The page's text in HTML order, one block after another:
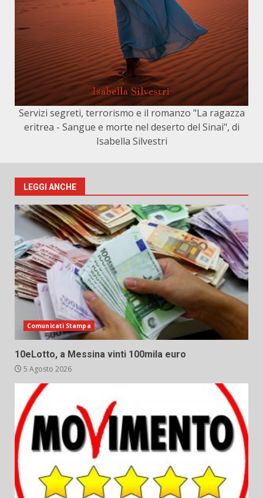
Servizi segreti, terrorismo e il romanzo "La ragazza
eritrea - Sangue e morte nel deserto del Sinai", di
Isabella Silvestri
LEGGI ANCHE
Comunicati Stampa
10eLotto, a Messina vinti 100mila euro
5 Agosto 2026